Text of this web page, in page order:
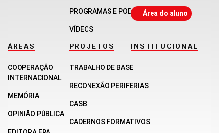
PROGRAMAS E PODCASTS
VÍDEOS
Área do aluno
ÁREAS
COOPERAÇÃO
INTERNACIONAL
MEMÓRIA
OPINIÃO PÚBLICA
PROJETOS
TRABALHO DE BASE
RECONEXÃO PERIFERIAS
CASB
CADERNOS FORMATIVOS
INSTITUCIONAL